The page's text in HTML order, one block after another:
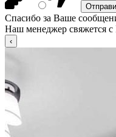
Спасибо за Ваше
Наш менеджер свяжется